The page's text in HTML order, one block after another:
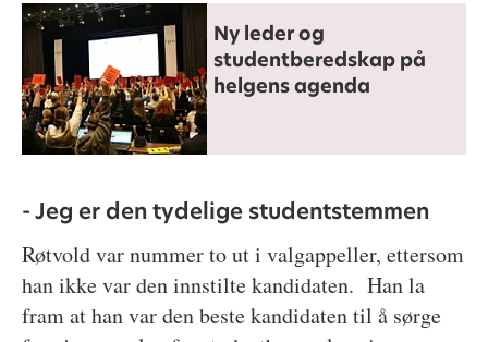
Ny leder og
studentberedskap på
helgens agenda
- Jeg er den tydelige studentstemmen
Røtvold var nummer to ut i valgappeller, ettersom
han ikke var den innstilte kandidaten. Han la
fram at han var den beste kandidaten til å sørge